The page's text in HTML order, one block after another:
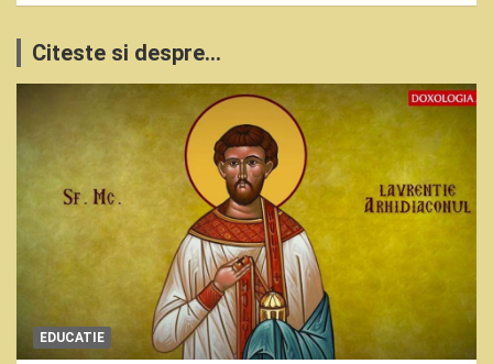
Citeste si despre...
EDUCATIE